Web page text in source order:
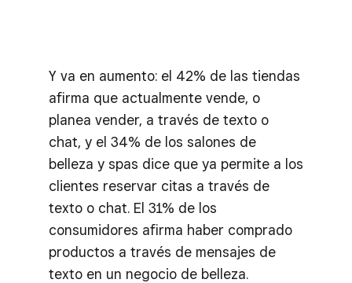
Y va en aumento: el 42% de las tiendas
afirma que actualmente vende, o
planea vender, a través de texto o
chat, y el 34% de los salones de
belleza y spas dice que ya permite a los
clientes reservar citas a través de
texto o chat. El 31% de los
consumidores afirma haber comprado
productos a través de mensajes de
texto en un negocio de belleza.